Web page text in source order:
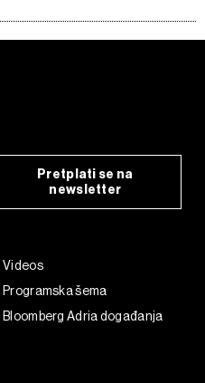
Pretplati se na
newsletter
Videos
Programska šema
Bloomberg Adria događanja